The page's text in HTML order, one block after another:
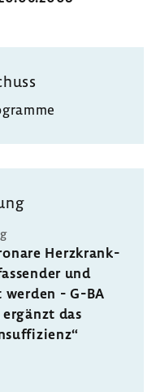
Herz­krank­
und
- G-BA
das